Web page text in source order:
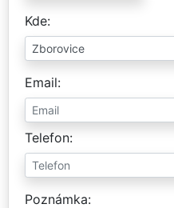
Kde
Email
Telefon
Poznámka